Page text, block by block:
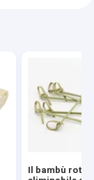
Il bambù